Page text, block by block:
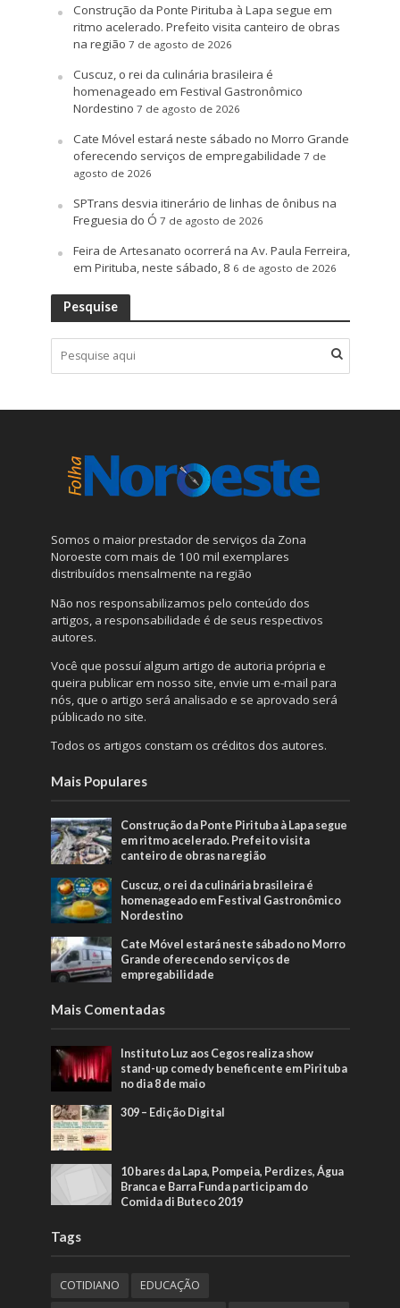
Construção da Ponte Pirituba à Lapa segue em
ritmo acelerado. Prefeito visita canteiro de obras
na região 7 de agosto de 2026
Cuscuz, o rei da culinária brasileira é
homenageado em Festival Gastronômico
Nordestino 7 de agosto de 2026
Cate Móvel estará neste sábado no Morro Grande
oferecendo serviços de empregabilidade 7 de
agosto de 2026
SPTrans desvia itinerário de linhas de ônibus na
Freguesia do Ó 7 de agosto de 2026
Feira de Artesanato ocorrerá na Av. Paula Ferreira,
em Pirituba, neste sábado, 8 6 de agosto de 2026
Pesquise
Somos o maior prestador de serviços da Zona
Noroeste com mais de 100 mil exemplares
distribuídos mensalmente na região
Não nos responsabilizamos pelo conteúdo dos
artigos, a responsabilidade é de seus respectivos
autores.
Você que possuí algum artigo de autoria própria e
queira publicar em nosso site, envie um e-mail para
nós, que o artigo será analisado e se aprovado será
públicado no site.
Todos os artigos constam os créditos dos autores.
Mais Populares
Construção da Ponte Pirituba à Lapa segue
em ritmo acelerado. Prefeito visita
canteiro de obras na região
Cuscuz, o rei da culinária brasileira é
homenageado em Festival Gastronômico
Nordestino
Cate Móvel estará neste sábado no Morro
Grande oferecendo serviços de
empregabilidade
Mais Comentadas
Instituto Luz aos Cegos realiza show
stand-up comedy beneficente em Pirituba
no dia 8 de maio
309 – Edição Digital
10 bares da Lapa, Pompeia, Perdizes, Água
Branca e Barra Funda participam do
Comida di Buteco 2019
Tags
COTIDIANO
EDUCAÇÃO